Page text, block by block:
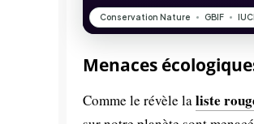
Menaces
Comme le révèle laliste